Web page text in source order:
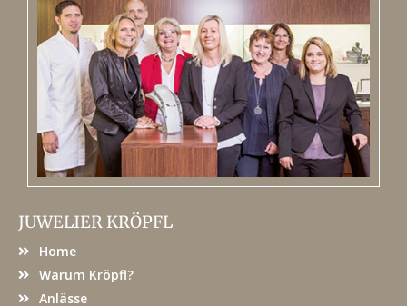
JUWELIER KRÖPFL
Home
Warum Kröpfl?
Anlässe